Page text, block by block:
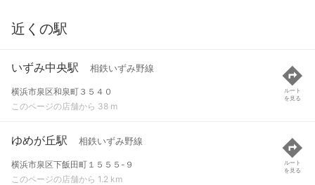
近くの駅
いずみ中央駅 相鉄いずみ野線
横浜市泉区和泉町３５４０
このページの店舗から 38 m
ルート
を見る
ゆめが丘駅 相鉄いずみ野線
横浜市泉区下飯田町１５５５-９
このページの店舗から 1.2 km
ルート
を見る